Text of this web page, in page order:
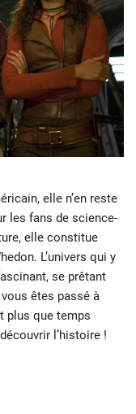
elle n’en reste
les fans de science-
elle constitue
L’univers qui y
se prêtant
êtes passé à
plus que temps
l’histoire !